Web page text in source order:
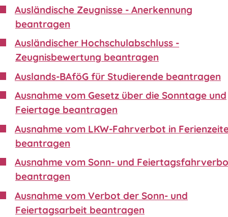
Ausländische Zeugnisse - Anerkennung
beantragen
Ausländischer Hochschulabschluss -
Zeugnisbewertung beantragen
Auslands-BAföG für Studierende beantragen
Ausnahme vom Gesetz über die Sonntage und
Feiertage beantragen
Ausnahme vom LKW-Fahrverbot in
beantragen
Ausnahme vom Sonn- und
beantragen
Ausnahme vom Verbot der Sonn- und
Feiertagsarbeit beantragen